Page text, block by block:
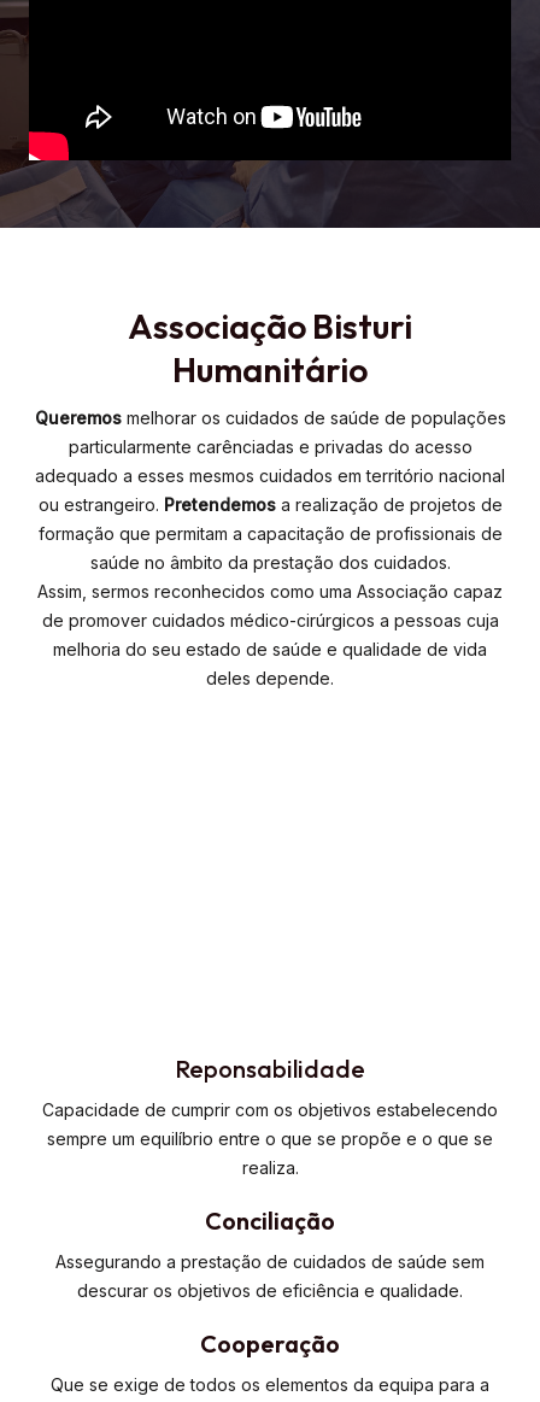
Associação Bisturi
Humanitário
Queremosmelhorar os cuidados de saúde de populações
particularmente carênciadas e privadas do acesso
adequado a esses mesmos cuidados em território nacional
ou estrangeiro. Pretendemosa realização de projetos de
formação que permitam a capacitação de profissionais de
saúde no âmbito da prestação dos cuidados.
Assim, sermos reconhecidos como uma Associação capaz
de promover cuidados médico-cirúrgicos a pessoas cuja
melhoria do seu estado de saúde e qualidade de vida
deles depende.
Reponsabilidade
Capacidade de cumprir com os objetivos estabelecendo
sempre um equilíbrio entre o que se propõe e o que se
realiza.
Conciliação
Assegurando a prestação de cuidados de saúde sem
descurar os objetivos de eficiência e qualidade.
Cooperação
Que se exige de todos os elementos da equipa para a